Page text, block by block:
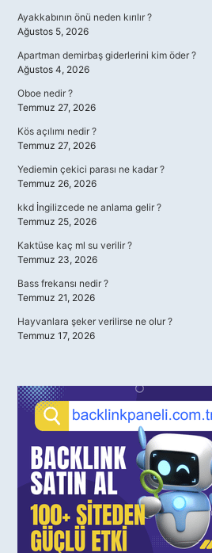
Ayakkabının önü neden kırılır ?
Ağustos 5, 2026
Apartman demirbaş giderlerini kim öder ?
Ağustos 4, 2026
Oboe nedir ?
Temmuz 27, 2026
Kös açılımı nedir ?
Temmuz 27, 2026
Yediemin çekici parası ne kadar ?
Temmuz 26, 2026
kkd İngilizcede ne anlama gelir ?
Temmuz 25, 2026
Kaktüse kaç ml su verilir ?
Temmuz 23, 2026
Bass frekansı nedir ?
Temmuz 21, 2026
Hayvanlara şeker verilirse ne olur ?
Temmuz 17, 2026